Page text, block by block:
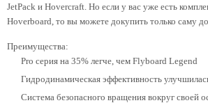
JetPack и Hovercraft. Но если у вас уже есть
Hoverboard, то вы можете докупить только саму
Преимущества:
Pro серия на 35% легче, чем Flyboard Legend
Гидродинамическая эффективность
Система безопасного вращения вокруг своей